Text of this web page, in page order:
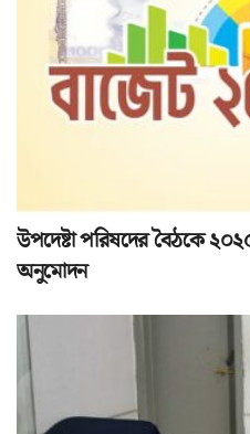
উপদেষ্টা পরিষদের বৈঠকে
অনুমোদন